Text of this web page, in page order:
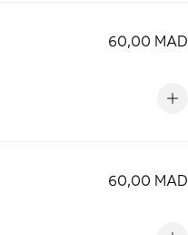
60,00 MAD
60,00 MAD